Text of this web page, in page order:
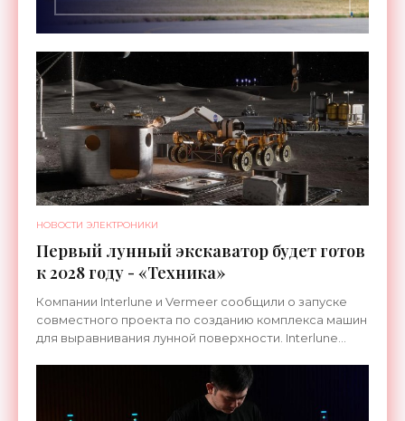
НОВОСТИ ЭЛЕКТРОНИКИ
Первый лунный экскаватор будет готов
к 2028 году - «Техника»
Компании Interlune и Vermeer сообщили о запуске
совместного проекта по созданию комплекса машин
для выравнивания лунной поверхности. Interlune